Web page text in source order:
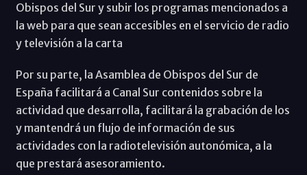
Obispos del Sur y subir los programas mencionados a
la web para que sean accesibles en el servicio de radio
y televisión a la carta
Por su parte, la Asamblea de Obispos del Sur de
España facilitará a Canal Sur contenidos sobre la
actividad que desarrolla, facilitará la grabación de los
y mantendrá un flujo de información de sus
actividades con la radiotelevisión autonómica, a la
que prestará asesoramiento.